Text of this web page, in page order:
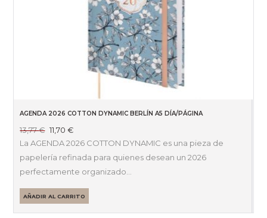
AGENDA 2026 COTTON DYNAMIC BERLÍN A5 DÍA/PÁGINA
13,77€ El
precio
era:
13,77 €.
11,70€El
precio
es:
11,70 €.
La AGENDA 2026 COTTON DYNAMIC es una pieza de
papelería refinada para quienes desean un 2026
perfectamente organizado…
AÑADIR AL CARRITO